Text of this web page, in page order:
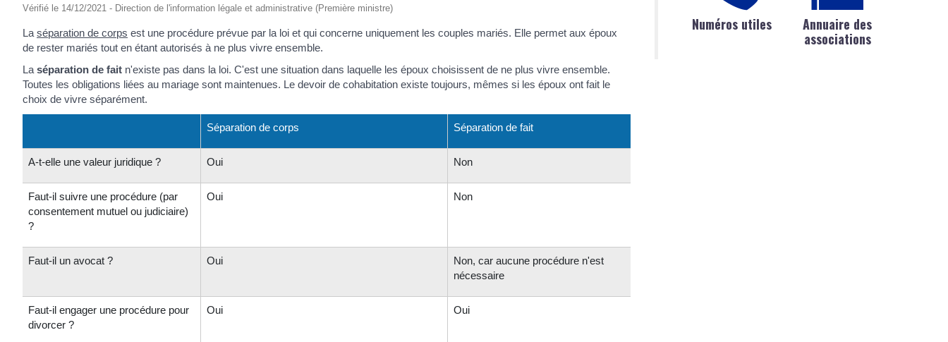
Vérifié le 14/12/2021 - Direction de l'information légale et administrative (Première ministre)
La séparation de corps est une procédure prévue par la loi et qui concerne uniquement les couples mariés. Elle permet aux époux
de rester mariés tout en étant autorisés à ne plus vivre ensemble.
La séparation de fait n'existe pas dans la loi. C'est une situation dans laquelle les époux choisissent de ne plus vivre ensemble.
Toutes les obligations liées au mariage sont maintenues. Le devoir de cohabitation existe toujours, mêmes si les époux ont fait le
choix de vivre séparément.
Séparation de corps Séparation de fait
A-t-elle une valeur juridique ? Oui Non
Faut-il suivre une procédure (par
consentement mutuel ou judiciaire)
?
Oui Non
Faut-il un avocat ? Oui
Non, car aucune procédure n'est
nécessaire
Faut-il engager une procédure pour
divorcer ?
Oui Oui
Numéros utiles
Annuaire des
associations